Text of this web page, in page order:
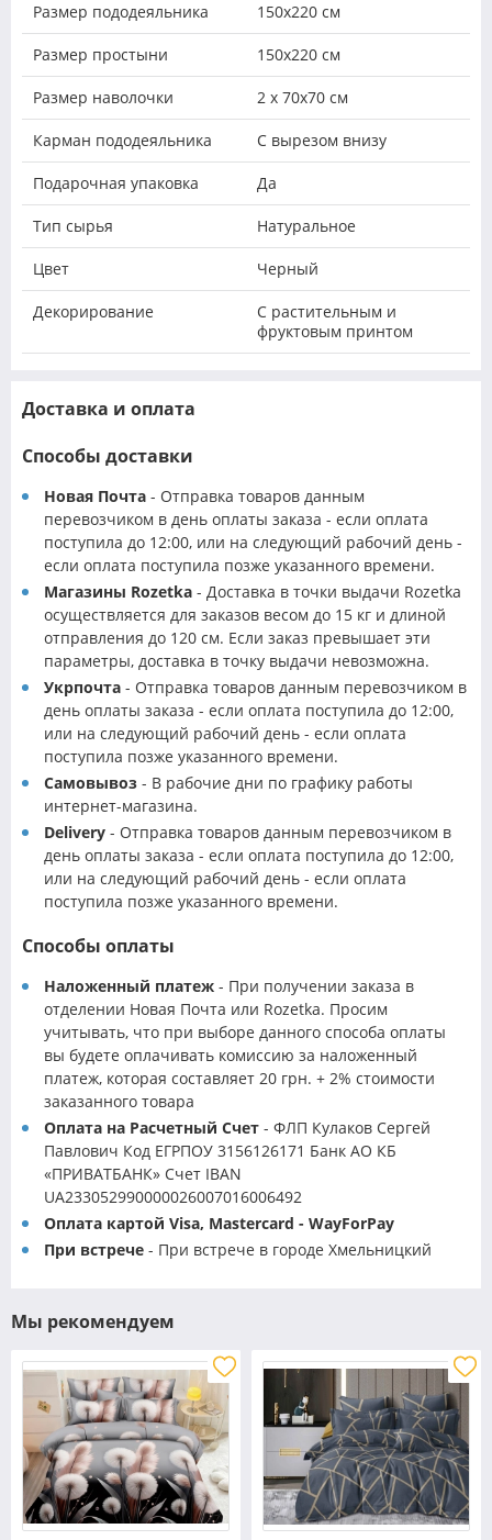
Размер пододеяльника 150х220 см
Размер простыни 150х220 см
Размер наволочки 2 х 70х70 см
Карман пододеяльника С вырезом внизу
Подарочная упаковка Да
Тип сырья Натуральное
Цвет Черный
Декорирование
С растительным и
фруктовым принтом
Доставка и оплата
Способы доставки
Новая Почта - Отправка товаров данным
перевозчиком в день оплаты заказа - если оплата
поступила до 12:00, или на следующий рабочий день -
если оплата поступила позже указанного времени.
Магазины Rozetka - Доставка в точки выдачи Rozetka
осуществляется для заказов весом до 15 кг и длиной
отправления до 120 см. Если заказ превышает эти
параметры, доставка в точку выдачи невозможна.
Укрпочта - Отправка товаров данным перевозчиком в
день оплаты заказа - если оплата поступила до 12:00,
или на следующий рабочий день - если оплата
поступила позже указанного времени.
Самовывоз - В рабочие дни по графику работы
интернет-магазина.
Delivery - Отправка товаров данным перевозчиком в
день оплаты заказа - если оплата поступила до 12:00,
или на следующий рабочий день - если оплата
поступила позже указанного времени.
Способы оплаты
Наложенный платеж - При получении заказа в
отделении Новая Почта или Rozetka. Просим
учитывать, что при выборе данного способа оплаты
вы будете оплачивать комиссию за наложенный
платеж, которая составляет 20 грн. + 2% стоимости
заказанного товара
Оплата на Расчетный Счет - ФЛП Кулаков Сергей
Павлович Код ЕГРПОУ 3156126171 Банк АО КБ
«ПРИВАТБАНК» Счет IBAN
UA233052990000026007016006492
Оплата картой Visa, Mastercard - WayForPay
При встрече - При встрече в городе Хмельницкий
Мы рекомендуем